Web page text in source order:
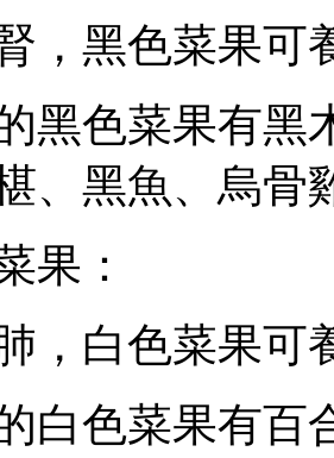
黑色菜果可
色菜果有黑
、黑魚、烏
：
白色菜果可
色菜果有百